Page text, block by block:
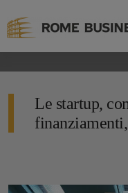
Le startup,